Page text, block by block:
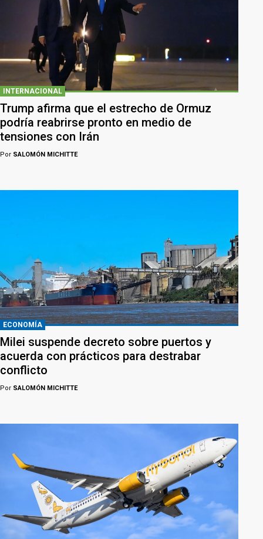
INTERNACIONAL
Trump afirma que el estrecho de Ormuz
podría reabrirse pronto en medio de
tensiones con Irán
Por SALOMÓN MICHITTE
ECONOMÍA
Milei suspende decreto sobre puertos y
acuerda con prácticos para destrabar
conflicto
Por SALOMÓN MICHITTE